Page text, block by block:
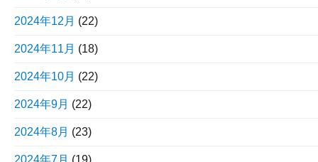
2024年12月 (22)
2024年11月 (18)
2024年10月 (22)
2024年9月 (22)
2024年8月 (23)
2024年7月 (19)